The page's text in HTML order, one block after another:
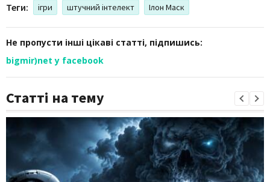
Теги: ігри штучний інтелект Ілон Маск
Не пропусти інші цікаві статті, підпишись:
bigmir)net у facebook
Статті на тему